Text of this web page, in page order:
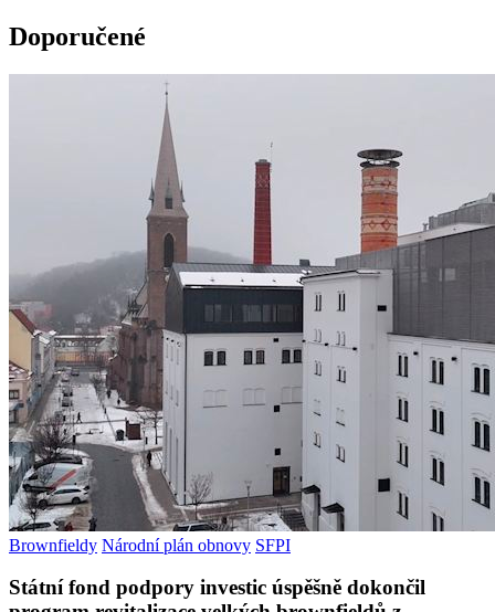
Doporučené
Brownfieldy Národní plán obnovy SFPI
Státní fond podpory investic úspěšně dokončil